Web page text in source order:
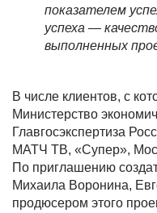
показателем
успеха —
выполненных
В числе клиентов, с
Министерство
Главгосэкспертиза
МАТЧ ТВ, «Супер»,
По приглашению
Михаила Воронина,
продюсером этого